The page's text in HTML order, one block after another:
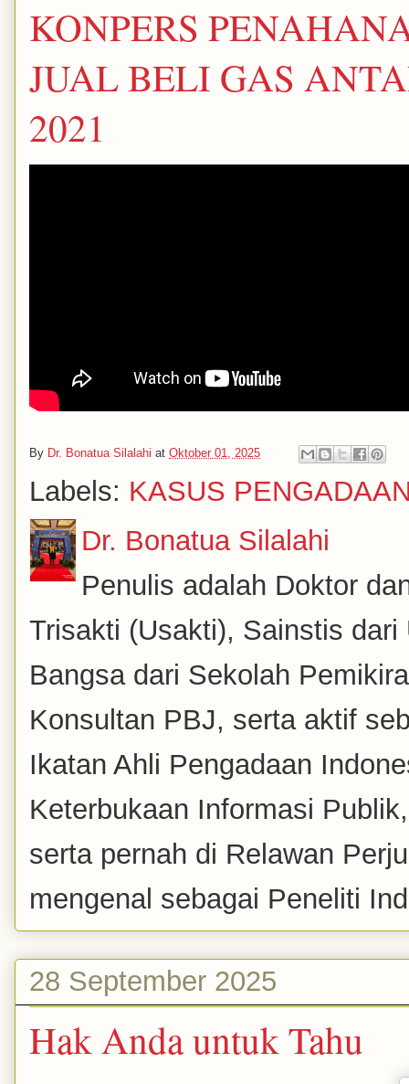
KONPERS
JUAL BELI GAS
2021
By Dr. Bonatua Silalahi at Oktober 01, 2025
Labels: KASUS
Dr. Bonatua Silalahi
Penulis adalah Doktor
Trisakti (Usakti), Sainstis
Bangsa dari Sekolah
Konsultan PBJ, serta aktif
Ikatan Ahli Pengadaan
Keterbukaan Informasi
serta pernah di Relawan
mengenal sebagai Peneliti
28 September 2025
Hak Anda untuk Tahu